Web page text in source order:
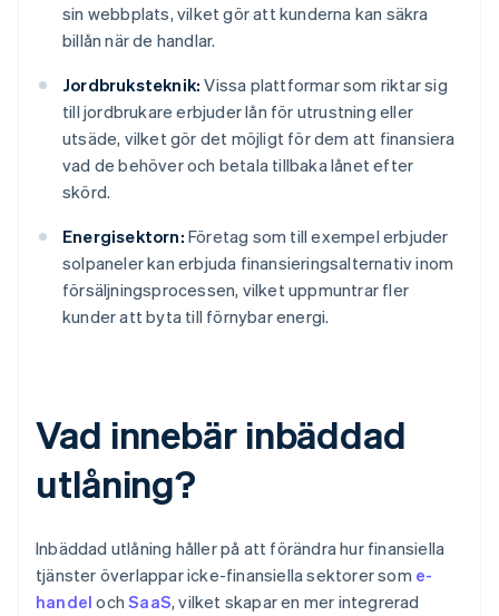
sin webbplats, vilket gör att kunderna kan säkra
billån när de handlar.
Jordbruksteknik: Vissa plattformar som riktar sig
till jordbrukare erbjuder lån för utrustning eller
utsäde, vilket gör det möjligt för dem att finansiera
vad de behöver och betala tillbaka lånet efter
skörd.
Energisektorn: Företag som till exempel erbjuder
solpaneler kan erbjuda finansieringsalternativ inom
försäljningsprocessen, vilket uppmuntrar fler
kunder att byta till förnybar energi.
Vad innebär inbäddad
utlåning?
Inbäddad utlåning håller på att förändra hur finansiella
tjänster överlappar icke-finansiella sektorer som e-
handel ochSaaS, vilket skapar en mer integrerad